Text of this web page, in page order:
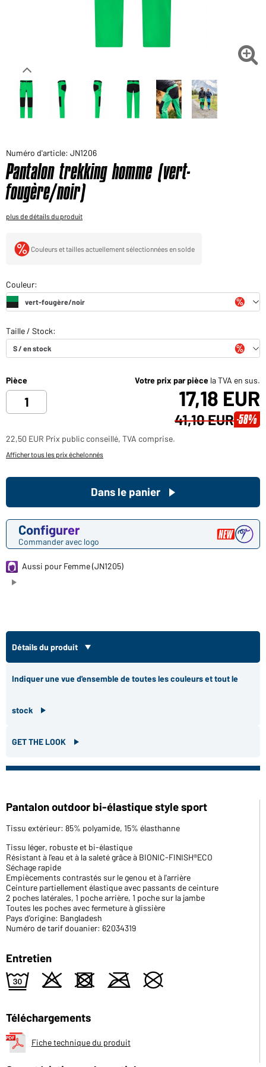
Voudriez-vous acheter des produits pour votre besoin
Chemin d'accès au shop des clients finaux 
Numéro d'article: JN1206
Pantalon trekking homme (vert-
fougère/noir)
plus de détails du produit
Couleurs et tailles actuellement sélectionnées en solde
Pièce Votre prix par pièce la TVA en sus.
17,18 EUR
41,10 EUR -58%
22,50 EUR Prix public conseillé, TVA comprise.
Afficher tous les prix échelonnés
Configurer
Commander avec logo
Dans le panier
Aussi pour Femme (JN1205)
Détails du produit
Indiquer une vue d'ensemble de toutes les couleurs et tout le
stock
GET THE LOOK
Pantalon outdoor bi-élastique style sport
Tissu extérieur: 85% polyamide, 15% élasthanne
Tissu léger, robuste et bi-élastique
Résistant à l'eau et à la saleté grâce à BIONIC-FINISH®ECO
Séchage rapide
Empiècements contrastés sur le genou et à l'arrière
Ceinture partiellement élastique avec passants de ceinture
2 poches latérales, 1 poche arrière, 1 poche sur la jambe
Toutes les poches avec fermeture à glissière
Pays d'origine: Bangladesh
Numéro de tarif douanier: 62034319
Entretien
e o d m U
Téléchargements
Fiche technique du produit